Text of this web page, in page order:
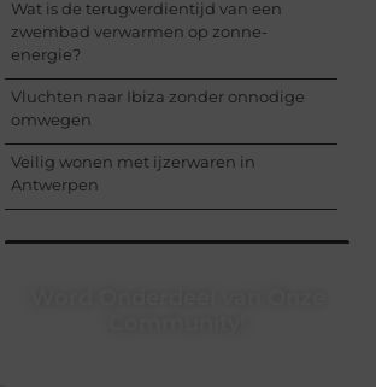
Wat is de terugverdientijd van een
zwembad verwarmen op zonne-
energie?
Vluchten naar Ibiza zonder onnodige
omwegen
Veilig wonen met ijzerwaren in
Antwerpen